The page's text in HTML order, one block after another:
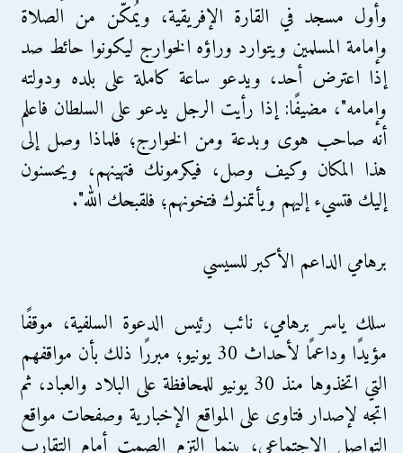
وأول مسجد في القارة الإفريقية، ويُمكّن من الصلاة
وإمامة المسلمين ويتوارد وراؤه الخوارج ليكونوا حائط صد
إذا اعترض أحد، ويدعو ساعة كاملة على بلده ودولته
وإمامه"، مضيفًا: إذا رأيت الرجل يدعو على السلطان فاعلم
أنه صاحب هوى وبدعة ومن الخوارج؛ فلماذا وصل إلى
هذا المكان وكيف وصل، فيكرمونك فتهينهم، ويحسنون
إليك فتسيء إليهم ويأتمنوك فتخونهم؛ فلقبحك الله".
برهامي الداعم الأكبر للسيسي
سلك ياسر برهامي، نائب رئيس الدعوة السلفية، موقفًا
مؤيدًا وداعمًا لأحداث 30 يونيو؛ مبررًا ذلك بأن مواقفهم
التي اتخذوها منذ 30 يونيو للمحافظة على البلاد والعباد، ثم
اتجه لإصدار فتاوى على المواقع الإخبارية وصفحات مواقع